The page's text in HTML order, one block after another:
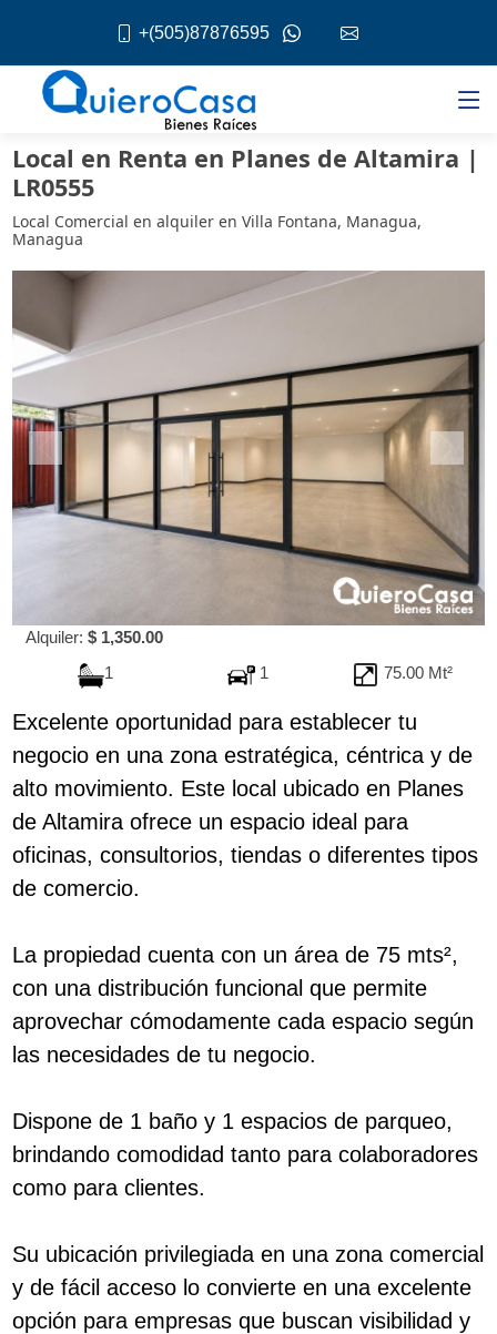
+(505)87876595
Local en Renta en Planes de Altamira |
LR0555
Local Comercial en alquiler en Villa Fontana, Managua,
Managua
Alquiler: $ 1,350.00
1
1 75.00 Mt²
Excelente oportunidad para establecer tu
negocio en una zona estratégica, céntrica y de
alto movimiento. Este local ubicado en Planes
de Altamira ofrece un espacio ideal para
oficinas, consultorios, tiendas o diferentes tipos
de comercio.
La propiedad cuenta con un área de 75 mts²,
con una distribución funcional que permite
aprovechar cómodamente cada espacio según
las necesidades de tu negocio.
Dispone de 1 baño y 1 espacios de parqueo,
brindando comodidad tanto para colaboradores
como para clientes.
Su ubicación privilegiada en una zona comercial
y de fácil acceso lo convierte en una excelente
opción para empresas que buscan visibilidad y